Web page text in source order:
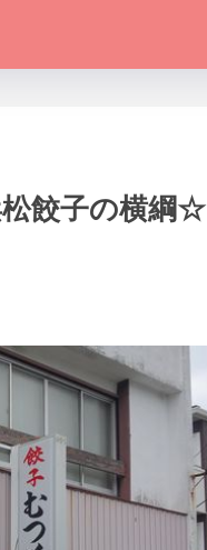
餃子の横綱☆